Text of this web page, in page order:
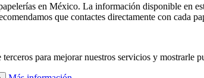
en México. La información disponible en
que contactes directamente con cada
para mejorar nuestros servicios y mostrarle